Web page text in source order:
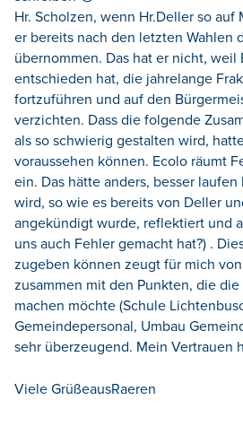
Hr. Scholzen, wenn Hr.Deller so auf
er bereits nach den letzten Wahlen
übernommen. Das hat er nicht, weil
entschieden hat, die jahrelange
fortzuführen und auf den
verzichten. Dass die folgende
als so schwierig gestalten wird,
voraussehen können. Ecolo räumt
ein. Das hätte anders, besser
wird, so wie es bereits von Deller
angekündigt wurde, reflektiert und
uns auch Fehler gemacht hat?) .
zugeben können zeugt für mich
zusammen mit den Punkten, die
machen möchte (Schule
Gemeindepersonal, Umbau
sehr überzeugend. Mein Vertrauen
Viele GrüßeausRaeren